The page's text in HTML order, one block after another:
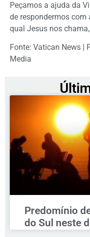
Peçamos a ajuda da
de respondermos com
qual Jesus nos
Fonte: Vatican News |
Media
Predomínio
do Sul neste